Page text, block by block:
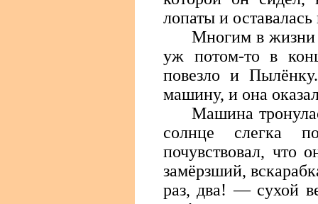
лопаты и оставалась
Многим в жизни
уж потом-то в
повезло и
машину, и она
Машина
солнце слегка
почувствовал, что
замёрзший,
раз, два! — сухой